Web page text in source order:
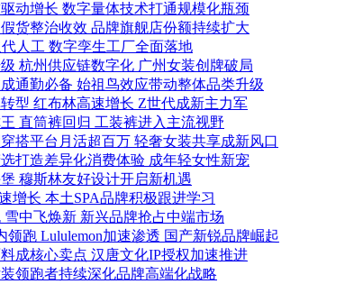
动增长 数字量体技术打通规模化瓶颈
货整治收效 品牌旗舰店份额持续扩大
人工 数字孪生工厂全面落地
杭州供应链数字化 广州女装创牌破局
通勤必备 始祖鸟效应带动整体品类升级
型 红布林高速增长 Z世代成新主力军
直筒裤回归 工装裤进入主流视野
搭平台月活超百万 轻奢女装共享成新风口
打造差异化消费体验 成年轻女性新宠
穆斯林友好设计开启新机遇
增长 本土SPA品牌积极跟进学习
中飞焕新 新兴品牌抢占中端市场
跑 Lululemon加速渗透 国产新锐品牌崛起
成核心卖点 汉唐文化IP授权加速推进
领跑者持续深化品牌高端化战略